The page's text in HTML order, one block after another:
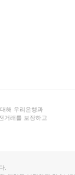
해 우리은행과
거래를 보장하고
.